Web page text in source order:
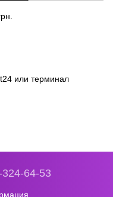
или терминал
324-64-53